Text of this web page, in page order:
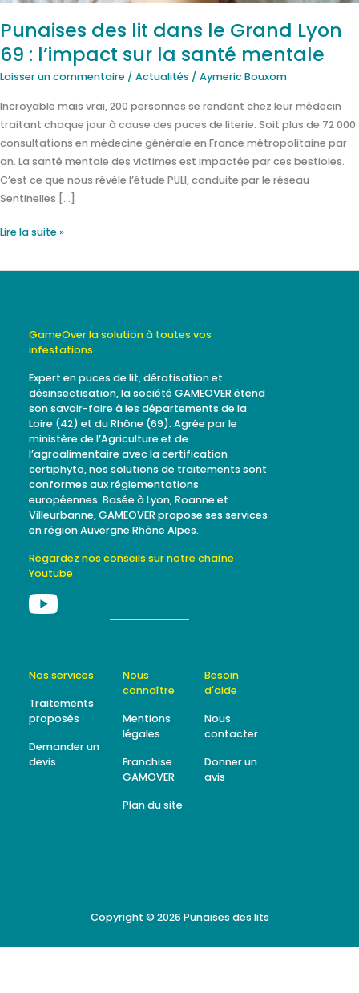
Punaises des lit dans le Grand Lyon
69 : l’impact sur la santé mentale
Laisser un commentaire / Actualités / Aymeric Bouxom
Incroyable mais vrai, 200 personnes se rendent chez leur médecin
traitant chaque jour à cause des puces de literie. Soit plus de 72 000
consultations en médecine générale en France métropolitaine par
an. La santé mentale des victimes est impactée par ces bestioles.
C’est ce que nous révèle l’étude PULI, conduite par le réseau
Sentinelles […]
sur
la
santé
mentale
Lire la suite »
GameOver la solution à toutes vos
infestations
Expert en puces de lit, dératisation et
désinsectisation, la société GAMEOVER étend
son savoir-faire à les départements de la
Loire (42) et du Rhône (69). Agrée par le
ministère de l’Agriculture et de
l’agroalimentaire avec la certification
certiphyto, nos solutions de traitements sont
conformes aux réglementations
européennes. Basée à Lyon, Roanne et
Villeurbanne, GAMEOVER propose ses services
en région Auvergne Rhône Alpes.
Regardez nos conseils sur notre chaîne
Youtube
Nos services
Traitements
proposés
Demander un
devis
Nous
connaître
Mentions
légales
Franchise
GAMOVER
Plan du site
Besoin
d'aide
Nous
contacter
Donner un
avis
Copyright © 2026 Punaises des lits